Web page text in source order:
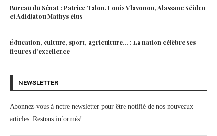
Bureau du Sénat : Patrice Talon, Louis Vlavonou, Alassane Séidou
et Adidjatou Mathys élus
Éducation, culture, sport, agriculture… : La nation célèbre ses
figures d’excellence
NEWSLETTER
Abonnez-vous à notre newsletter pour être notifié de nos nouveaux
articles. Restons informés!